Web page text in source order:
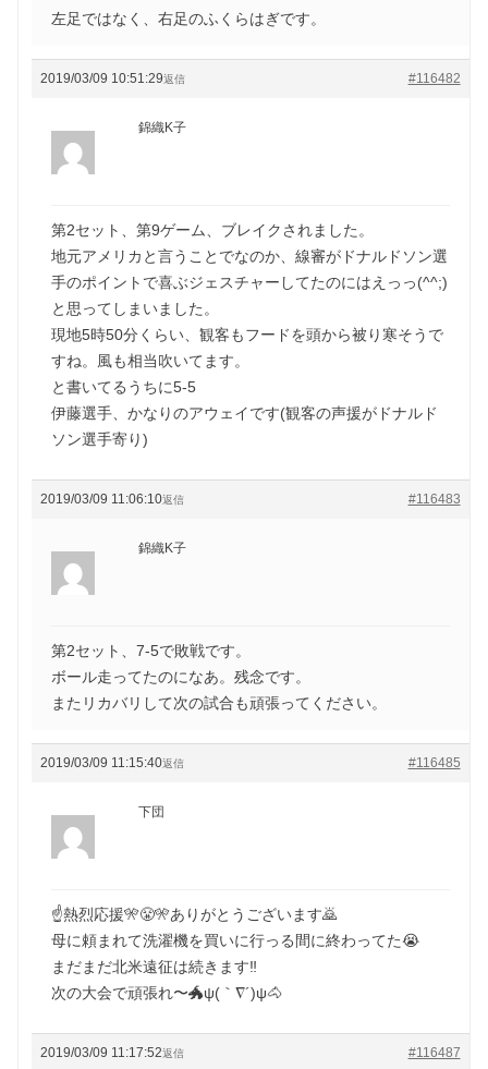
左足ではなく、右足のふくらはぎです。
2019/03/09 10:51:29 #116482
返信
錦織K子
第2セット、第9ゲーム、ブレイクされました。
地元アメリカと言うことでなのか、線審がドナルドソン選
手のポイントで喜ぶジェスチャーしてたのにはえっっ(^^;)
と思ってしまいました。
現地5時50分くらい、観客もフードを頭から被り寒そうで
すね。風も相当吹いてます。
と書いてるうちに5-5
伊藤選手、かなりのアウェイです(観客の声援がドナルド
ソン選手寄り)
2019/03/09 11:06:10 #116483
返信
錦織K子
第2セット、7-5で敗戦です。
ボール走ってたのになあ。残念です。
またリカバリして次の試合も頑張ってください。
2019/03/09 11:15:40 #116485
返信
下団
☝️熱烈応援🎌😤🎌ありがとうございます🙇
母に頼まれて洗濯機を買いに行っる間に終わってた😭
まだまだ北米遠征は続きます‼️
次の大会で頑張れ〜🐲ψ(｀∇´)ψ🐴
2019/03/09 11:17:52 #116487
返信